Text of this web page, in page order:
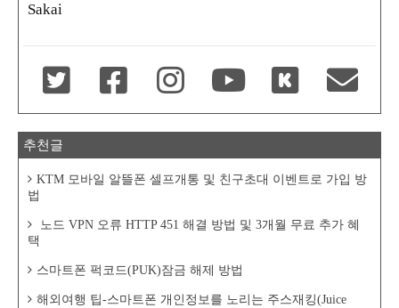
Sakai
추천글
KTM 모바일 알뜰폰 셀프개통 및 친구초대 이벤트로 가입 방
법
노드 VPN 오류 HTTP 451 해결 방법 및 3개월 무료 추가 혜
택
스마트폰 퍽코드(PUK)잠금 해제 방법
해외여행 팁-스마트폰 개인정보를 노리는 주스재킹(Juice